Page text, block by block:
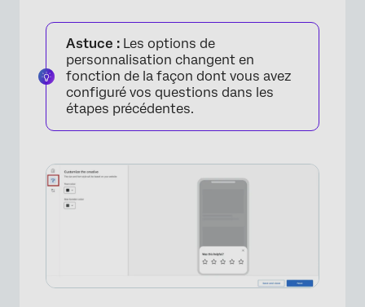
×
Astuce : Les options de
personnalisation changent en
fonction de la façon dont vous avez
configuré vos questions dans les
étapes précédentes.